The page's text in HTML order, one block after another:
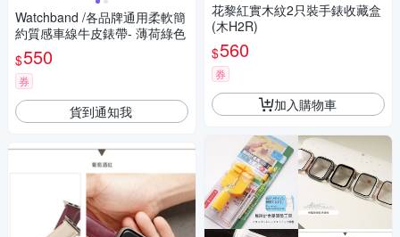
Watchband /各品牌通用柔軟簡
約質感車線牛皮錶帶- 薄荷綠色
$550
券
貨到通知我
花黎紅實木紋2只裝手錶收藏盒
(木H2R)
$560
券
加入購物車